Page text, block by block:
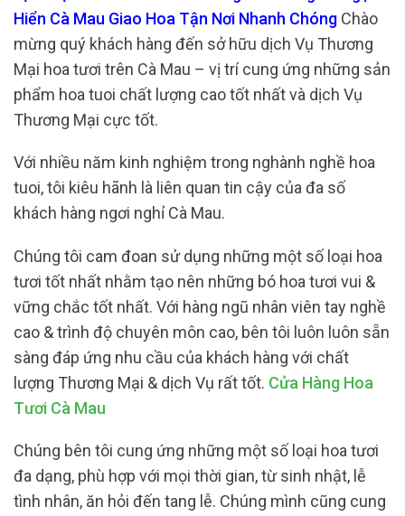
Hiển Cà Mau Giao Hoa Tận Nơi Nhanh Chóng Chào
mừng quý khách hàng đến sở hữu dịch Vụ Thương
Mại hoa tươi trên Cà Mau – vị trí cung ứng những sản
phẩm hoa tuoi chất lượng cao tốt nhất và dịch Vụ
Thương Mại cực tốt.
Với nhiều năm kinh nghiệm trong nghành nghề hoa
tuoi, tôi kiêu hãnh là liên quan tin cậy của đa số
khách hàng ngơi nghỉ Cà Mau.
Chúng tôi cam đoan sử dụng những một số loại hoa
tươi tốt nhất nhằm tạo nên những bó hoa tươi vui &
vững chắc tốt nhất. Với hàng ngũ nhân viên tay nghề
cao & trình độ chuyên môn cao, bên tôi luôn luôn sẵn
sàng đáp ứng nhu cầu của khách hàng với chất
lượng Thương Mại & dịch Vụ rất tốt. Cửa Hàng Hoa
Tươi Cà Mau
Chúng bên tôi cung ứng những một số loại hoa tươi
đa dạng, phù hợp với mọi thời gian, từ sinh nhật, lễ
tình nhân, ăn hỏi đến tang lễ. Chúng mình cũng cung